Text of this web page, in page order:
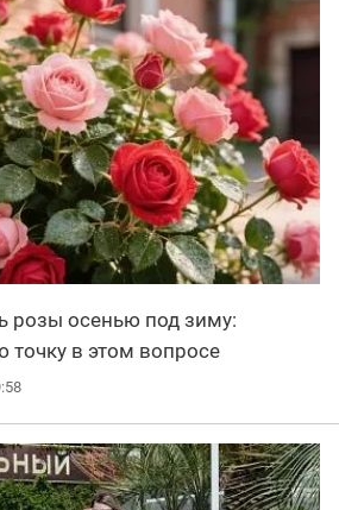
розы осенью под зиму:
точку в этом вопросе